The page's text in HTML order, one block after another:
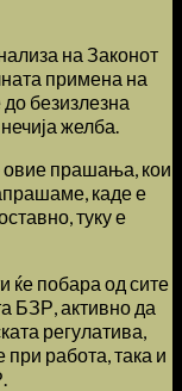
на Законот
примена на
безизлезна
желба.
овие прашања, кои
каде е
туку е
ќе побара од сите
БЗР, активно да
регулатива,
при работа, така и